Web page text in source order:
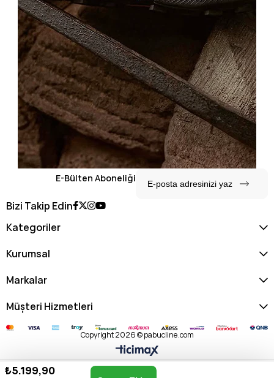
E-Bülten Aboneliği
Bizi Takip Edin
Kategoriler
Kurumsal
Markalar
Müşteri Hizmetleri
Copyright 2026 © pabucline.com
₺5.199,90